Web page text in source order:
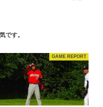
です。
GAME REPORT